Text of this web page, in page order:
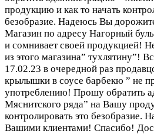
продукцию и как то начать
безобразие. Надеюсь Вы
Магазин по адресу Нагорный
и сомнивает своей продукцией!
из этого магазина” тухлятину”!
17.02.23 в очередной раз
крылышки в соусе барбекю ” не
употреблению! Прошу обратить
Мяснитского ряда” на Вашу
контролировать это безобразие.
Вашими клиентами! Спасибо!